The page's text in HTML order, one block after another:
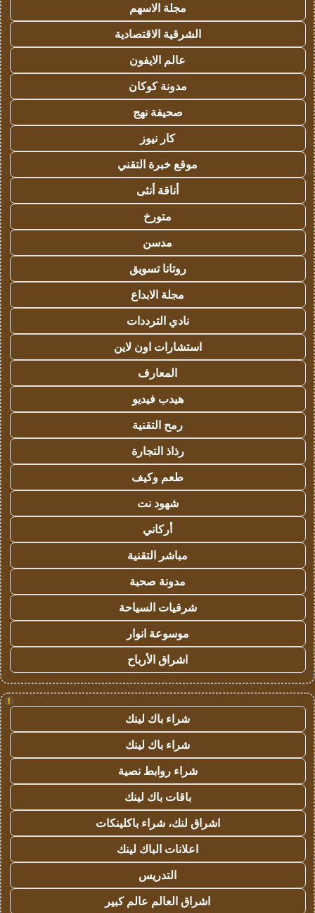
مجلة الاسهم
الشرقية الاقتصادية
عالم الايفون
مدونة كوكان
صحيفة نهج
كار نيوز
موقع خبرة التقني
أناقة أنثى
متورخ
مدسن
روتانا تسويق
مجلة الابداع
نادي الترددات
استشارات اون لاين
المعارف
هيدب فيديو
رمح التقنية
رذاذ التجارة
طعم وكيف
شهود نت
أركاني
مباشر التقنية
مدونة صحبة
شرقيات السياحة
موسوعة انوار
اشراق الأرباح
!
شراء باك لينك
شراء باك لينك
شراء روابط نصية
باقات باك لينك
اشراق لنك، شراء باكلينكات
اعلانات الباك لينك
التدريس
اشراق العالم عالم كبير